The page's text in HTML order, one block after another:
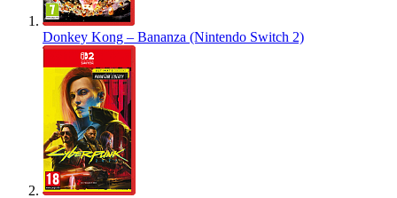
Donkey Kong – Bananza (Nintendo Switch 2)